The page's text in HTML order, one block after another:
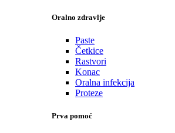
Oralno zdravlje
Paste
Četkice
Rastvori
Konac
Oralna infekcija
Proteze
Prva pomoć